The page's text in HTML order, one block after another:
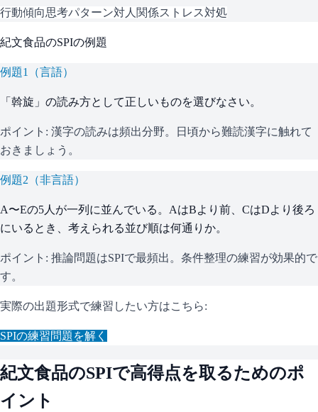
行動傾向思考パターン対人関係ストレス対処
紀文食品のSPIの例題
例題1 （言語）
「斡旋」の読み方として正しいものを選びなさい。
ポイント: 漢字の読みは頻出分野。日頃から難読漢字に触れて
おきましょう。
例題2 （非言語）
A〜Eの5人が一列に並んでいる。AはBより前、CはDより後ろ
にいるとき、考えられる並び順は何通りか。
ポイント: 推論問題はSPIで最頻出。条件整理の練習が効果的で
す。
実際の出題形式で練習したい方はこちら:
SPIの練習問題を解く
紀文食品のSPIで高得点を取るためのポ
イント